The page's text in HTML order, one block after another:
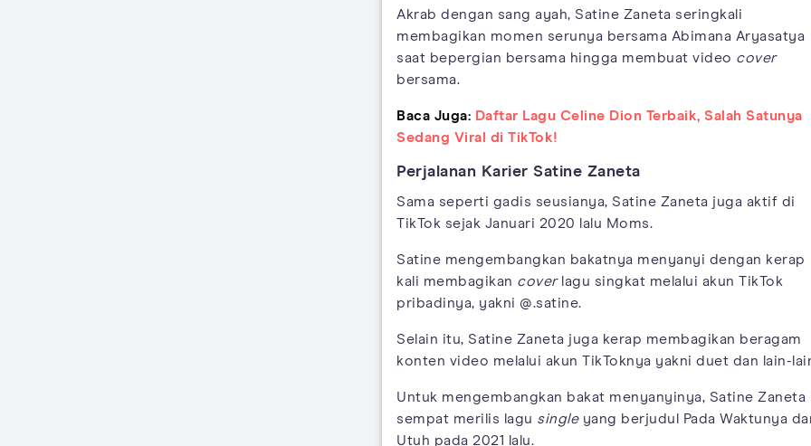
Akrab dengan sang ayah, Satine Zaneta seringkali
membagikan momen serunya bersama Abimana Aryasatya
saat bepergian bersama hingga membuat video cover
bersama.
Baca Juga: Daftar Lagu Celine Dion Terbaik, Salah Satunya
Sedang Viral di TikTok!
Perjalanan Karier Satine Zaneta
Sama seperti gadis seusianya, Satine Zaneta juga aktif di
TikTok sejak Januari 2020 lalu Moms.
Satine mengembangkan bakatnya menyanyi dengan kerap
kali membagikan coverlagu singkat melalui akun TikTok
pribadinya, yakni @.satine.
Selain itu, Satine Zaneta juga kerap membagikan beragam
konten video melalui akun TikToknya yakni duet dan lain-
Untuk mengembangkan bakat menyanyinya, Satine Zaneta
sempat merilis lagu singleyang berjudul Pada Waktunya
Utuh pada 2021 lalu.